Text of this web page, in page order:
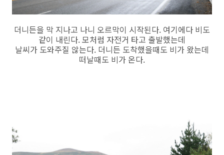
더니든을 막 지나고 나니 오르막이 시작된다. 여기에다 비도
같이 내린다. 모처럼 자전거 타고 출발했는데
날씨가 도와주질 않는다. 더니든 도착했을때도 비가 왔는데
떠날때도 비가 온다.